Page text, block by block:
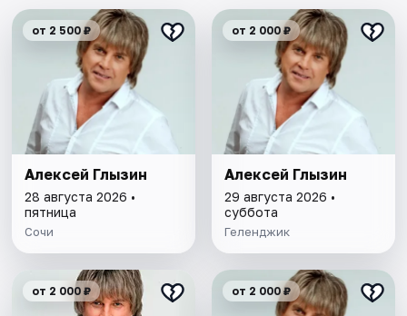
от 2 500 ₽
Алексей Глызин
28 августа 2026 •
пятница
Сочи
от 2 000 ₽
Алексей Глызин
29 августа 2026 •
суббота
Геленджик
от 2 000 ₽ от 2 000 ₽